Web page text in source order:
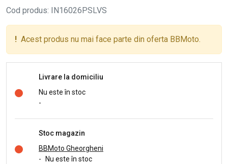
Cod produs: IN16026PSLVS
! Acest produs nu mai face parte din oferta BBMoto.
Livrare la domiciliu
Nu este în stoc
-
Stoc magazin
BBMoto Gheorgheni
-
Nu este în stoc